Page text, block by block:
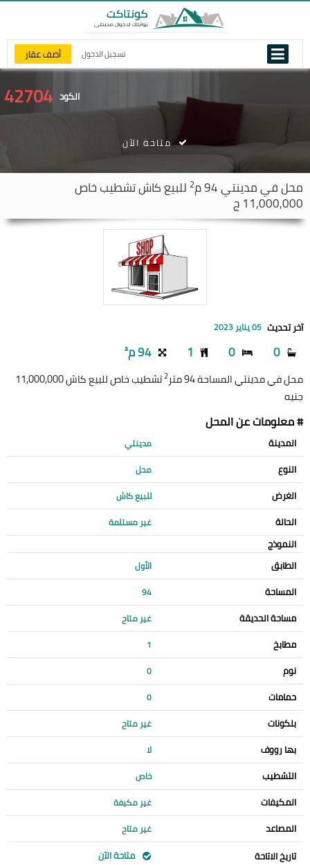
تسجيل الدخول أضف عقار
الكود 42704
محل فيمدينتي 2 للبيع كاش تشطيب خاص
11,000,000 ج
متاحة الآن
آخر تحديث 05 يناير 2023
0
0
1 94 م²
محل في مدينتي المساحة 94 متر 2
تشطيب خاص للبيع كاش 11,000,000
جنيه
# معلومات عن المحل
المدينة مدينتي
النوع محل
الغرض للبيع كاش
الحالة غير مستلمة
النموذج
الطابق
الأول
المساحة 94
مساحة الحديقة غير متاح
مطابخ 1
نوم 0
حمامات 0
بلكونات غير متاح
بها رووف لا
التشطيب خاص
المكيفات غير مكيفة
المصاعد غير متاح
تاريخ الاتاحة متاحة الآن